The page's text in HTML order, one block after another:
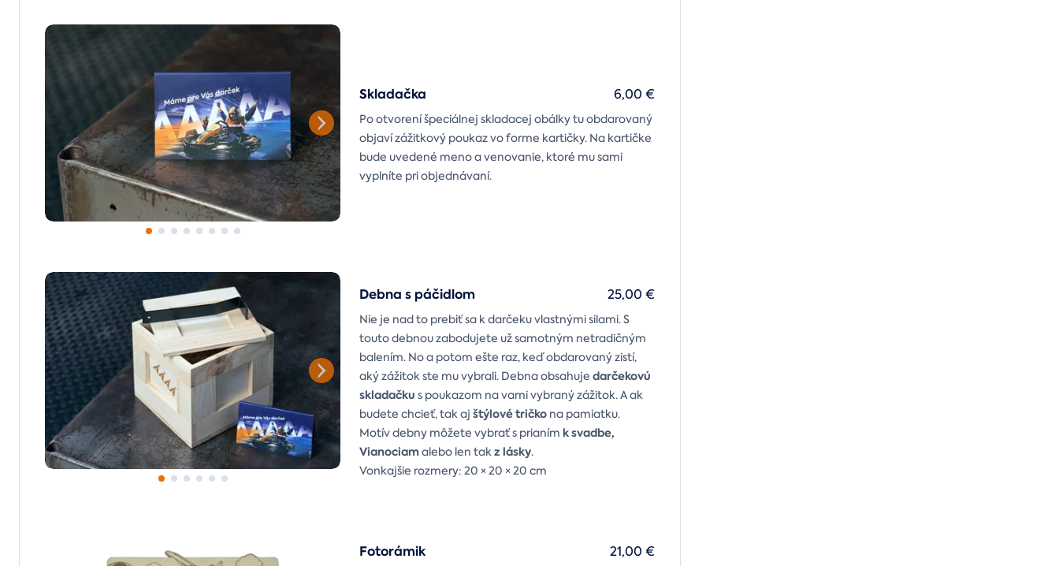
Skladačka
Po otvorení špeciálnej skladacej obálky tu obdarovaný
objaví zážitkový poukaz vo forme kartičky. Na kartičke
bude uvedené meno a venovanie, ktoré mu sami
vyplníte pri objednávaní.
6,00 €
Debna s páčidlom
Nie je nad to prebiť sa k darčeku vlastnými silami. S
touto debnou zabodujete už samotným netradičným
balením. No a potom ešte raz, keď obdarovaný zistí,
aký zážitok ste mu vybrali. Debna obsahuje darčekovú
skladačku s poukazom na vami vybraný zážitok. A ak
budete chcieť, tak aj štýlové tričko na pamiatku.
Motív debny môžete vybrať s prianím k svadbe,
Vianociamalebo len takz lásky.
Vonkajšie rozmery: 20 × 20 × 20 cm
25,00 €
Fotorámik 21,00 €